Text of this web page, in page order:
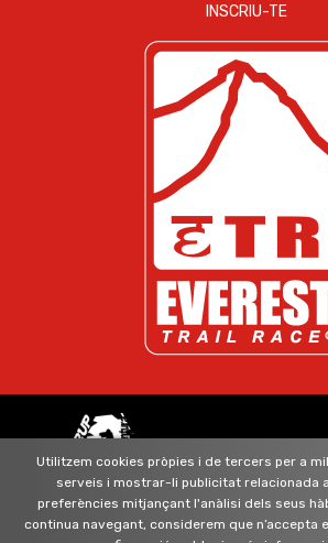
Utilitzem cookies pròpies i de tercers per a
serveis i mostrar-li publicitat relacionada
preferències mitjançant l'anàlisi dels seus
continua navegant, considerem que n’accepta
INSCRIU-TE
segueix-nos